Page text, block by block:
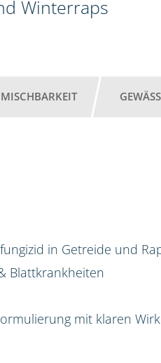
Winterraps
MISCHBARKEIT
in Getreide und
Blattkrankheiten
mit klaren